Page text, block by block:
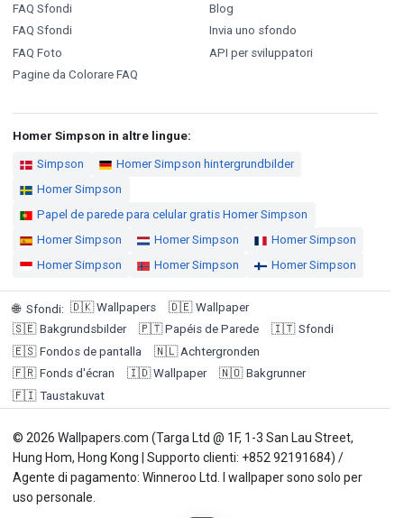
FAQ Sfondi
FAQ Sfondi
FAQ Foto
Pagine da Colorare FAQ
Blog
Invia uno sfondo
API per sviluppatori
Homer Simpson in altre lingue:
Simpson
Homer Simpson hintergrundbilder
Homer Simpson
Papel de parede para celular gratis Homer Simpson
Homer Simpson
Homer Simpson
Homer Simpson
Homer Simpson
Homer Simpson Homer Simpson
🌐 Sfondi: 🇩🇰 Wallpapers 🇩🇪 Wallpaper
🇸🇪 Bakgrundsbilder 🇵🇹 Papéis de Parede 🇮🇹 Sfondi
🇪🇸 Fondos de pantalla 🇳🇱 Achtergronden
🇫🇷 Fonds d'écran 🇮🇩 Wallpaper 🇳🇴 Bakgrunner
🇫🇮 Taustakuvat
© 2026 Wallpapers.com (Targa Ltd @ 1F, 1-3 San Lau Street,
Hung Hom, Hong Kong | Supporto clienti: +852 92191684) /
Agente di pagamento: Winneroo Ltd. I wallpaper sono solo per
uso personale.